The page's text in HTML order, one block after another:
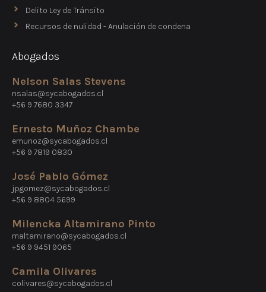
Delito Ley de Tránsito
Recursos de nulidad - Anulación de condena
Abogados
Nelson Salas Stevens
nsalas@sycabogados.cl
+56 9 7680 3347
Ernesto Muñoz Chambe
emunoz@sycabogados.cl
+56 9 7819 0830
José Pablo Gómez
jpgomez@sycabogados.cl
+56 9 8804 5699
Milencka Altamirano Pinto
maltamirano@sycabogados.cl
+56 9 9451 9065
Camila Olivares
colivares@sycabogados.cl